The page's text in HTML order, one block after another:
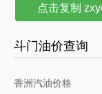
点击复制
斗门油价查询
香洲汽油价格